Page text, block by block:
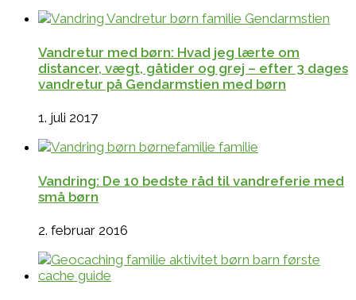
Vandretur med børn: Hvad jeg lærte om
distancer, vægt, gåtider og grej – efter 3 dages
vandretur på Gendarmstien med børn
1. juli 2017
Vandring: De 10 bedste råd til vandreferie med
små børn
2. februar 2016